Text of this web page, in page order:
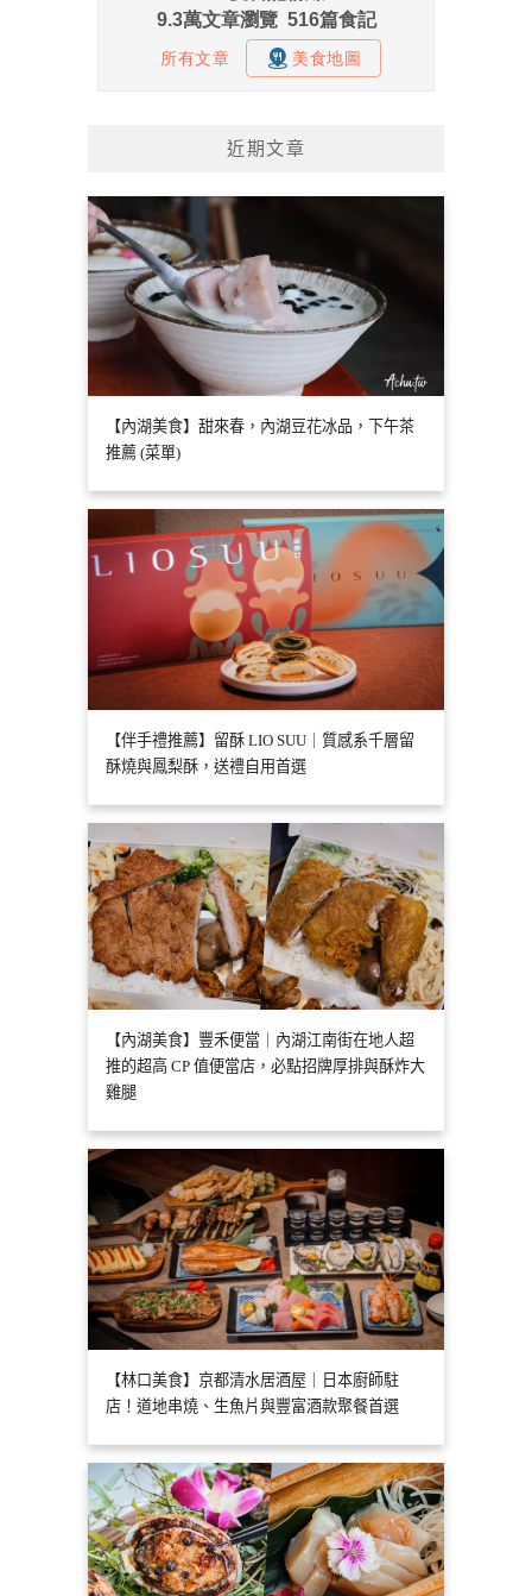
近期文章
【內湖美食】甜來春，內湖豆花冰品，下午茶
推薦 (菜單)
【伴手禮推薦】留酥 LIO SUU｜質感系千層留
酥燒與鳳梨酥，送禮自用首選
【內湖美食】豐禾便當｜內湖江南街在地人超
推的超高 CP 值便當店，必點招牌厚排與酥炸大
雞腿
【林口美食】京都清水居酒屋｜日本廚師駐
店！道地串燒、生魚片與豐富酒款聚餐首選